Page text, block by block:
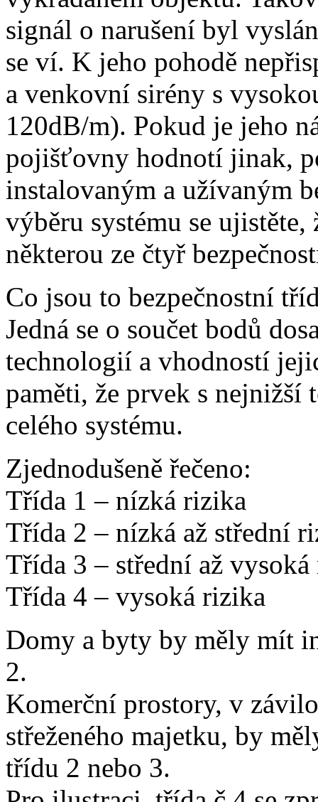
signál o narušení byl
se ví. K jeho pohodě
a venkovní sirény s
120dB/m). Pokud je jeho
pojišťovny hodnotí jinak,
instalovaným a užívaným
výběru systému se
některou ze čtyř
Co jsou to bezpečnostní
Jedná se o součet bodů
technologií a vhodností
paměti, že prvek s
celého systému.
Zjednodušeně řečeno:
Třída 1 – nízká rizika
Třída 2 – nízká až střední
Třída 3 – střední až
Třída 4 – vysoká rizika
Domy a byty by měly mít
2.
Komerční prostory, v
střeženého majetku, by
třídu 2 nebo 3.